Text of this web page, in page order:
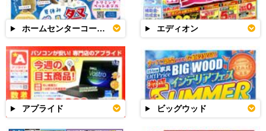
ホームセンターコーナン エディオン
アプライド ビッグウッド